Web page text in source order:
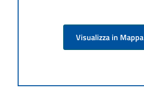
Visualizza in Mappa